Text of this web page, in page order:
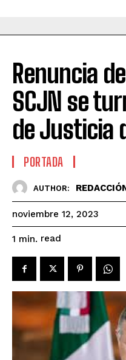
Renuncia
SCJN se
de Justicia
PORTADA
AUTHOR:
noviembre 12, 2023
1 min. read